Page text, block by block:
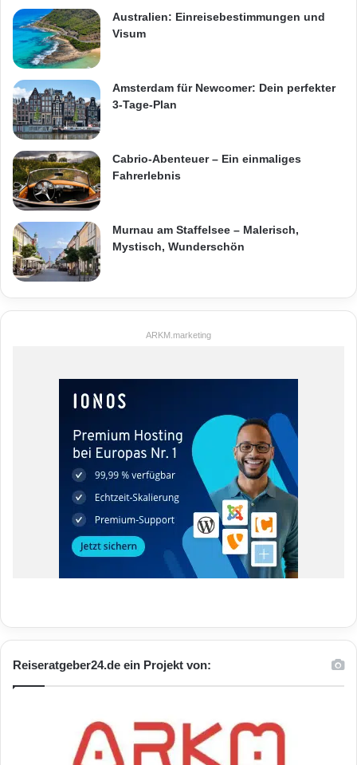
Australien: Einreisebestimmungen und
Visum
Amsterdam für Newcomer: Dein perfekter
3-Tage-Plan
Cabrio-Abenteuer – Ein einmaliges
Fahrerlebnis
Murnau am Staffelsee – Malerisch,
Mystisch, Wunderschön
ARKM.marketing
Reiseratgeber24.de ein Projekt von: